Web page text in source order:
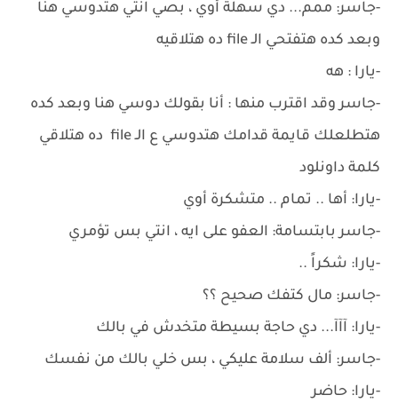
-جاسر: ممم... دي سهلة أوي ، بصي انتي هتدوسي هنا
وبعد كده هتفتحي الـ file ده هتلاقيه
-يارا : هه
-جاسر وقد اقترب منها : أنا بقولك دوسي هنا وبعد كده
هتطلعلك قايمة قدامك هتدوسي ع الـ file ده هتلاقي
كلمة داونلود
-يارا: أها .. تمام .. متشكرة أوي
-جاسر بابتسامة: العفو على ايه ، انتي بس تؤمري
-يارا: شكراً ..
-جاسر: مال كتفك صحيح ؟؟
-يارا: آآآ... دي حاجة بسيطة متخدش في بالك
-جاسر: ألف سلامة عليكي ، بس خلي بالك من نفسك
-يارا: حاضر